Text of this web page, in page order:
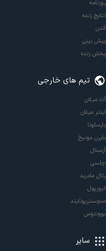
روزنامه
نتایج زنده
آنتن
پیش بینی
پخش زنده
تیم های خارجی
آث میلان
اینتر میلان
بارسلونا
بایرن مونیخ
آرسنال
چلسی
رئال مادرید
لیورپول
منچستریونایتد
یوونتوس
سایر